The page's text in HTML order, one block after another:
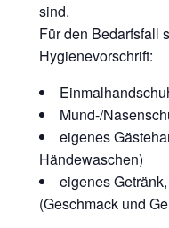
sind.
Für den Bedarfsfall
Hygienevorschrift:
Mund-/
eigenes
Händewaschen)
eigenes
(Geschmack und